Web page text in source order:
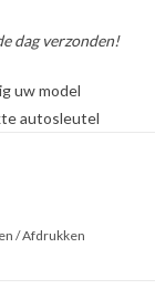
dag verzonden!
uw model
autosleutel
/Afdrukken